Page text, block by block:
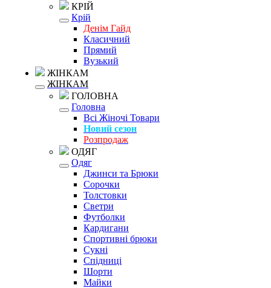
КРІЙ
Крій
Денім Гайд
Класичний
Прямий
Вузький
ЖІНКАМ
ЖІНКАМ
ГОЛОВНА
Головна
Всі Жіночі Товари
Новий сезон
Розпродаж
ОДЯГ
Одяг
Джинси та Брюки
Сорочки
Толстовки
Светри
Футболки
Кардигани
Спортивні брюки
Сукні
Спідниці
Шорти
Майки